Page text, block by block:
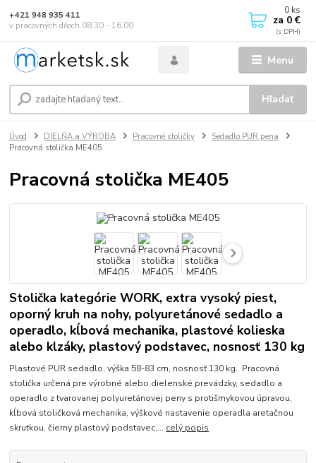
Menu
Hľadať
+421 948 935 411
v pracovných dňoch 08.30 - 16.00
0 ks
za 0 €
Úvod DIELŇA a VÝROBA Pracovné stoličky
Sedadlo PUR pena
Pracovná stolička ME405
Pracovná stolička ME405
Stolička kategórie WORK, extra vysoký piest,
oporný kruh na nohy, polyuretánové sedadlo a
operadlo, kĺbová mechanika, plastové kolieska
alebo klzáky, plastový podstavec, nosnosť 130 kg
Plastové PUR sedadlo, výška 58-83 cm, nosnosť 130 kg. Pracovná
stolička určená pre výrobné alebo dielenské prevádzky, sedadlo a
operadlo z tvarovanej polyuretánovej peny s protišmykovou úpravou,
kĺbová stoličková mechanika, výškové nastavenie operadla aretačnou
skrutkou, čierny plastový podstavec,... celý popis